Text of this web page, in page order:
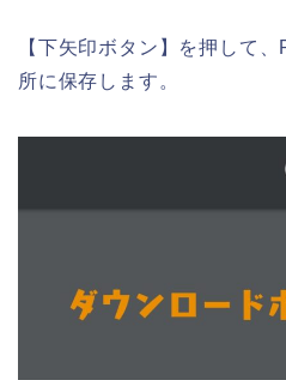
【下矢印ボタン】を押して
所に保存します。